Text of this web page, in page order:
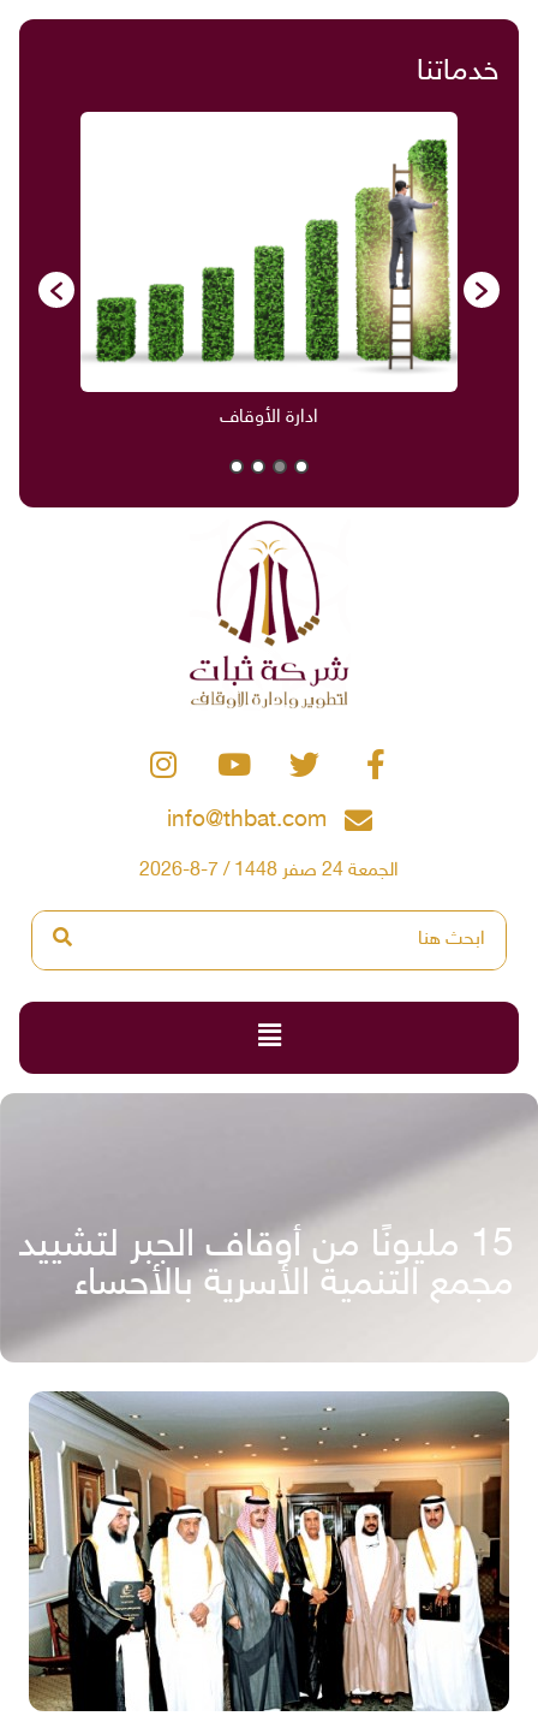
خدماتنا
ادارة الأوقاف
info@thbat.com
الجمعة 24 صفر 1448 / 7-8-2026
15 مليونًا من أوقاف الجبر لتشييد
مجمع التنمية الأسرية بالأحساء